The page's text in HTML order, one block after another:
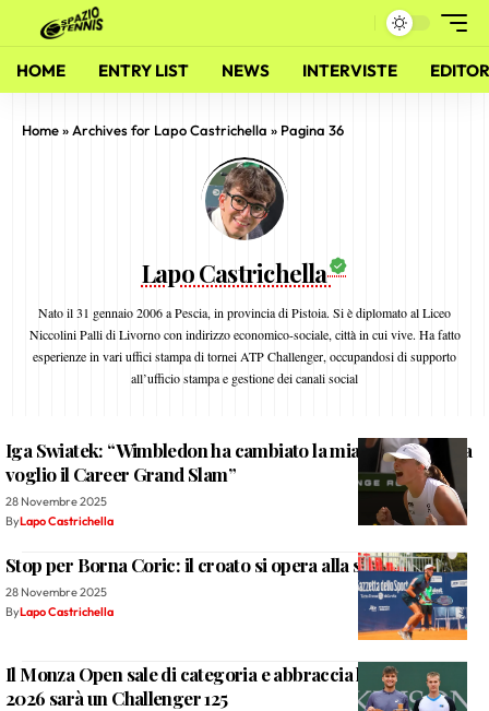
HOME ENTRY LIST NEWS INTERVISTE
Home» Archives for Lapo Castrichella » Pagina 36
Lapo Castrichella
Nato il 31 gennaio 2006 a Pescia, in provincia di Pistoia. Si è diplomato al Liceo
Niccolini Palli di Livorno con indirizzo economico-sociale, città in cui vive. Ha fatto
esperienze in vari uffici stampa di tornei ATP Challenger, occupandosi di supporto
all’ufficio stampa e gestione dei canali social
Iga Swiatek: “Wimbledon ha cambiato la mia stagione. Ora
voglio il Career Grand Slam”
28 Novembre 2025
ByLapo Castrichella
Stop per Borna Coric: il croato si opera alla spalla destra
28 Novembre 2025
ByLapo Castrichella
Il Monza Open sale di categoria e abbraccia la città: nel
2026 sarà un Challenger 125